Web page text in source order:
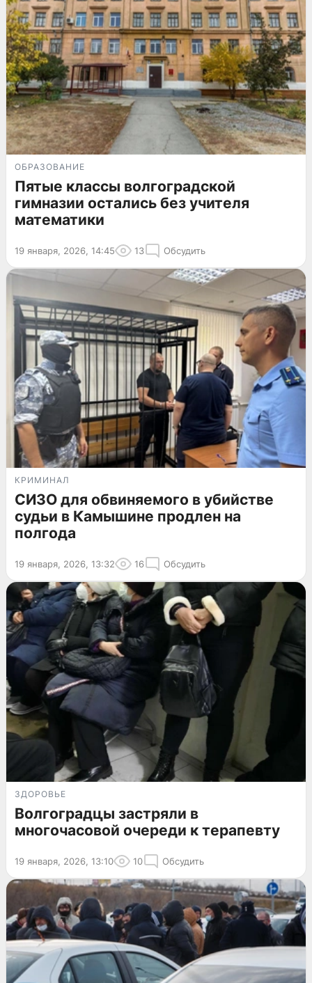
ОБРАЗОВАНИЕ
Пятые классы волгоградской
гимназии остались без учителя
математики
19 января, 2026, 14:45 13 Обсудить
КРИМИНАЛ
СИЗО для обвиняемого в убийстве
судьи в Камышине продлен на
полгода
19 января, 2026, 13:32 16 Обсудить
ЗДОРОВЬЕ
Волгоградцы застряли в
многочасовой очереди к терапевту
19 января, 2026, 13:10 10 Обсудить